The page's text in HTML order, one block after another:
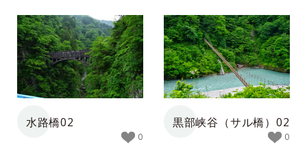
水路橋02
0
黒部峡谷（サル橋）02
0